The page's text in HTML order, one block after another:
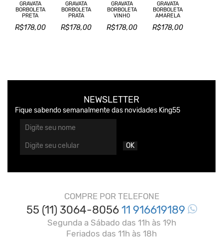
GRAVATA
BORBOLETA
PRETA
R$178,00
GRAVATA
BORBOLETA
PRATA
R$178,00
GRAVATA
BORBOLETA
VINHO
R$178,00
GRAVATA
BORBOLETA
AMARELA
R$178,00
NEWSLETTER
Fique sabendo semanalmente das novidades King55
OK
COMPRE POR TELEFONE
55 (11) 3064-805611 916619189
Segunda a Sábado das 11h às 19h
Feriados das 11h às 18h